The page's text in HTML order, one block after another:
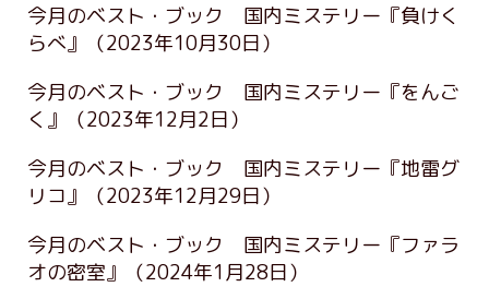
今月のベスト・ブック 国内ミステリー『負けく
らべ』
（2023年10月30日）
今月のベスト・ブック 国内ミステリー『をんご
く』
（2023年12月2日）
今月のベスト・ブック 国内ミステリー『地雷グ
リコ』
（2023年12月29日）
今月のベスト・ブック 国内ミステリー『ファラ
オの密室』
（2024年1月28日）